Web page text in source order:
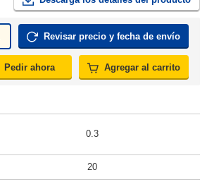
Revisar precio y fecha de envío
Pedir ahora Agregar al carrito
0.3
20